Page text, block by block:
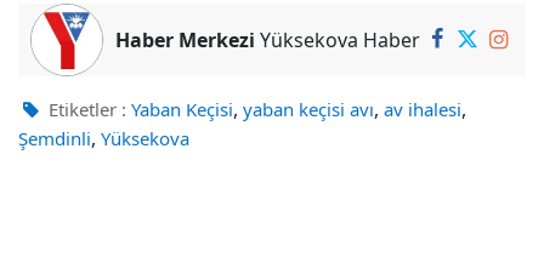
Haber Merkezi Yüksekova Haber
Etiketler : Yaban Keçisi, yaban keçisi avı, av ihalesi,
Şemdinli, Yüksekova